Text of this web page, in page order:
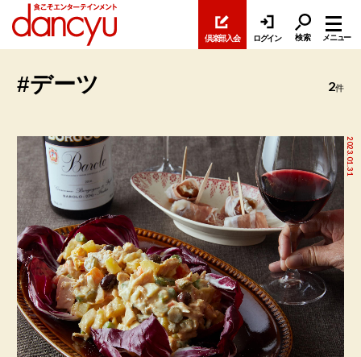
倶楽部入会 ログイン 検索 メニュー
#デーツ 2件
2023.01.31